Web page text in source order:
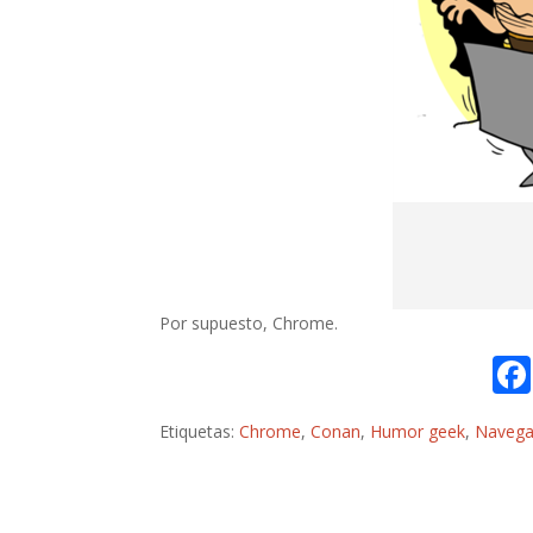
Por supuesto, Chrome.
Etiquetas:Chrome,Conan, Humor geek,